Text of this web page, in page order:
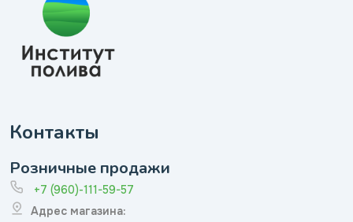
Контакты
Розничные продажи
+7 (960)-111-59-57
Адрес магазина: